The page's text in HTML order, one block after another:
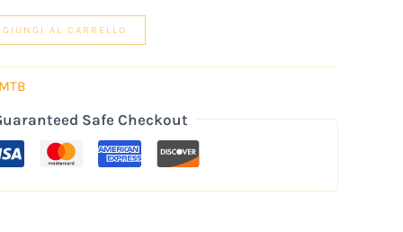
AL CARRELLO
MTB
Safe Checkout